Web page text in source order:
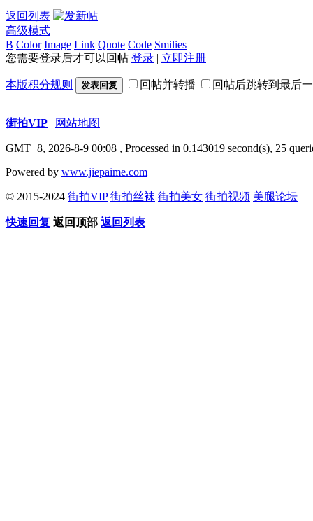
返回列表
高级模式
B Color Image Link Quote Code Smilies
您需要登录后才可以回帖 登录 | 立即注册
本版积分规则 发表回复 回帖并转播 回帖后跳转到最后
街拍VIP |网站地图
GMT+8, 2026-8-9 00:08 , Processed in 0.143019 second(s), 25
Powered by www.jiepaime.com
© 2015-2024 街拍VIP 街拍丝袜 街拍美女 街拍视频 美腿论坛
快速回复 返回顶部 返回列表